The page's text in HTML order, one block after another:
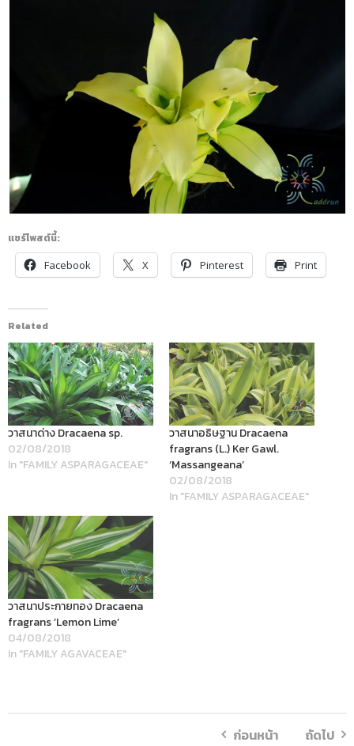
แชร์โพสต์นี้:
Facebook
X Pinterest Print
Related
วาสนาด่าง Dracaena sp.
02/08/2018
In "FAMILY ASPARAGACEAE"
วาสนาอธิษฐาน Dracaena
fragrans (L.) Ker Gawl.
‘Massangeana’
02/08/2018
In "FAMILY ASPARAGACEAE"
วาสนาประกายทอง Dracaena
fragrans ‘Lemon Lime’
04/08/2018
In "FAMILY AGAVACEAE"
ก่อนหน้า ถัดไป